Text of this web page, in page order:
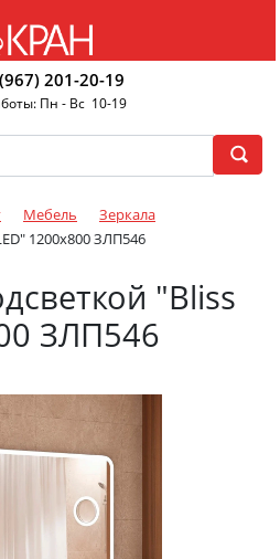
201-20-19
Пн - Вс 10-19
Мебель
Зеркала
1200x800 ЗЛП546
"Bliss
ЗЛП546